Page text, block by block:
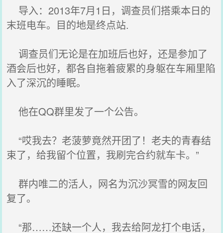
导入：2013年7月1日，调查员们搭乘本日的
末班电车。目的地是终点站.
调查员们无论是在加班后也好，还是参加了
酒会后也好，都各自拖着疲累的身躯在车厢里陷
入了深沉的睡眠。
他在QQ群里发了一个公告。
“哎我去？老菠萝竟然开团了！老夫的青春结
束了，给我留个位置，我刷完合约就车卡。”
群内唯二的活人，网名为沉沙冥雪的网友回
复了。
“那……还缺一个人，我去给阿龙打个电话，